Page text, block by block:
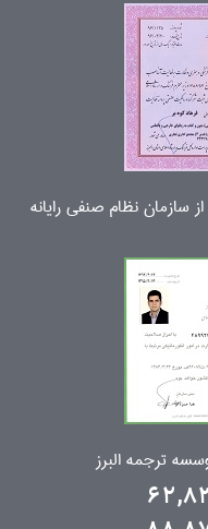
نظام صنفی رایانه
ترجمه البرز